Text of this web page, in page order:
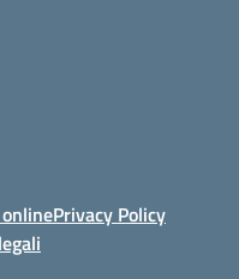
Privacy Policy